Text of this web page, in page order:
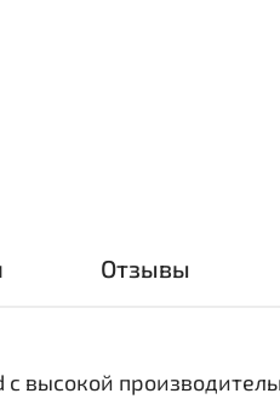
Отзывы
с высокой